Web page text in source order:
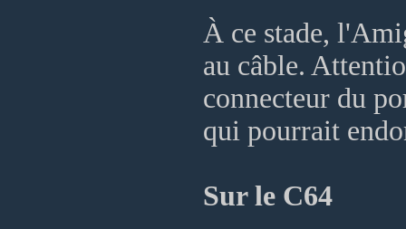
À ce stade,
au câble.
connecteur du
qui pourrait
Sur le C64